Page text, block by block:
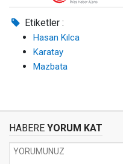
Etiketler :
Hasan Kılca
Karatay
Mazbata
HABERE YORUM KAT